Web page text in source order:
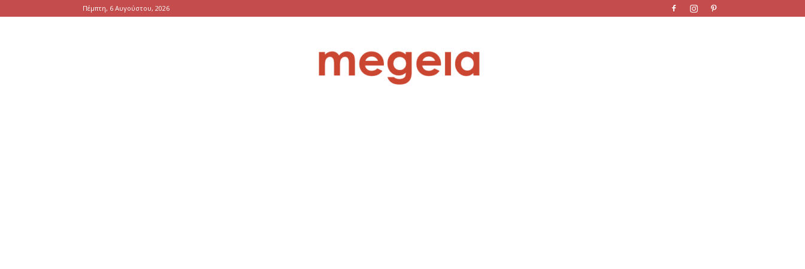
Πέμπτη, 6 Αυγούστου, 2026